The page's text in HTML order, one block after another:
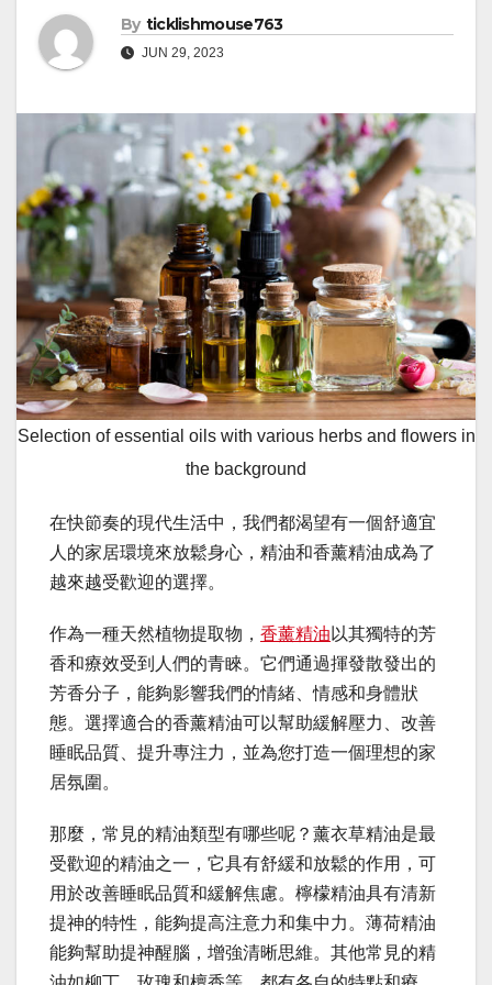
By ticklishmouse763
JUN 29, 2023
Selection of essential oils with various herbs and flowers in
the background
在快節奏的現代生活中，我們都渴望有一個舒適宜
人的家居環境來放鬆身心，精油和香薰精油成為了
越來越受歡迎的選擇。
作為一種天然植物提取物， 香薰精油 以其獨特的芳
香和療效受到人們的青睞。它們通過揮發散發出的
芳香分子，能夠影響我們的情緒、情感和身體狀
態。選擇適合的香薰精油可以幫助緩解壓力、改善
睡眠品質、提升專注力，並為您打造一個理想的家
居氛圍。
那麼，常見的精油類型有哪些呢？薰衣草精油是最
受歡迎的精油之一，它具有舒緩和放鬆的作用，可
用於改善睡眠品質和緩解焦慮。檸檬精油具有清新
提神的特性，能夠提高注意力和集中力。薄荷精油
能夠幫助提神醒腦，增強清晰思維。其他常見的精